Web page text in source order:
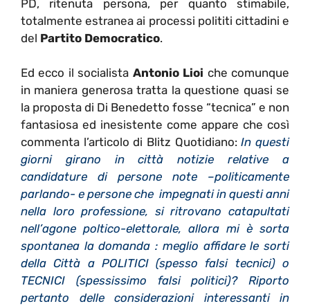
PD, ritenuta persona, per quanto stimabile,
totalmente estranea ai processi polititi cittadini e
del Partito Democratico.
Ed ecco il socialista Antonio Lioi che comunque
in maniera generosa tratta la questione quasi se
la proposta di Di Benedetto fosse “tecnica” e non
fantasiosa ed inesistente come appare che così
commenta l’articolo di Blitz Quotidiano:In questi
giorni girano in città notizie relative a
candidature di persone note –politicamente
parlando- e persone che impegnati in questi anni
nella loro professione, si ritrovano catapultati
nell’agone poltico-elettorale, allora mi è sorta
spontanea la domanda : meglio affidare le sorti
della Città a POLITICI (spesso falsi tecnici) o
TECNICI (spessissimo falsi politici)? Riporto
pertanto delle considerazioni interessanti in